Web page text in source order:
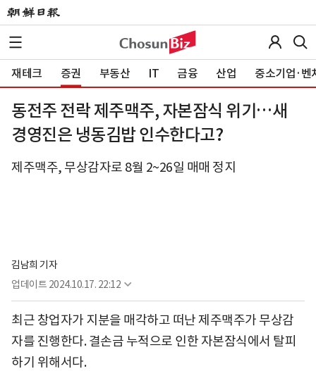
재테크 증권 부동산 IT 금융 산업 중소기업·벤
동전주 전락 제주맥주, 자본잠식 위기…새
경영진은 냉동김밥 인수한다고?
제주맥주, 무상감자로 8월 2~26일 매매 정지
김남희 기자
업데이트 2024.10.17. 22:12
최근 창업자가 지분을 매각하고 떠난 제주맥주가 무상감
자를 진행한다. 결손금 누적으로 인한 자본잠식에서 탈피
하기 위해서다.